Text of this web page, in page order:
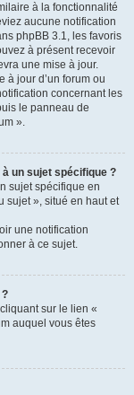
à la fonctionnalité
aucune notification
phpBB 3.1, les favoris
à présent recevoir
une mise à jour.
à jour d’un forum ou
concernant les
le panneau de
».
un sujet spécifique ?
sujet spécifique en
sujet », situé en haut et
une notification
à ce sujet.
?
sur le lien «
auquel vous êtes